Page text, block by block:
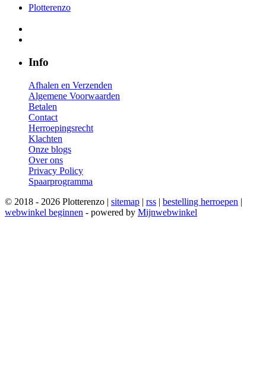
Plotterenzo
Info
Afhalen en Verzenden
Algemene Voorwaarden
Betalen
Contact
Herroepingsrecht
Klachten
Onze blogs
Over ons
Privacy Policy
Spaarprogramma
© 2018 - 2026 Plotterenzo | sitemap | rss | bestelling herroepen |
webwinkel beginnen - powered by Mijnwebwinkel